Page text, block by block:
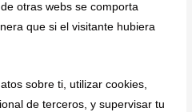
otras webs se comporta
que si el visitante hubiera
sobre ti, utilizar cookies,
de terceros, y supervisar tu